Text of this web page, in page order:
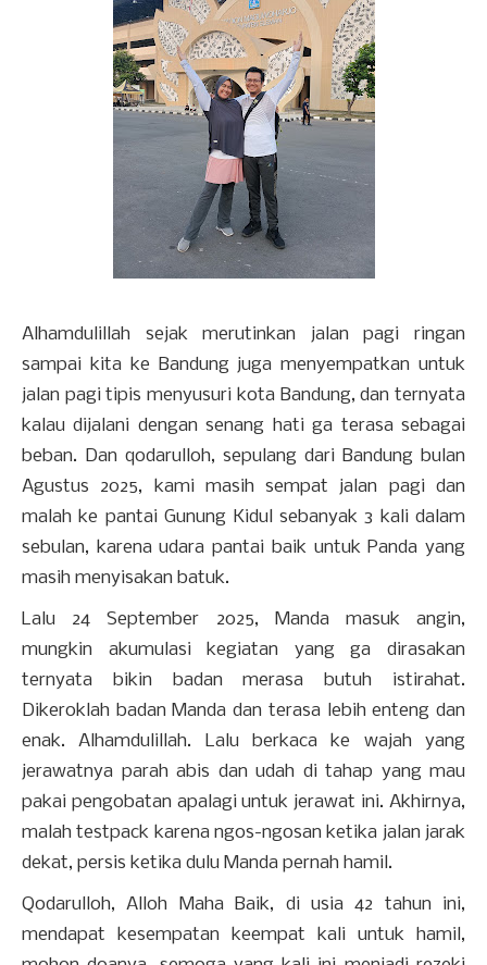
Alhamdulillah sejak merutinkan jalan pagi ringan
sampai kita ke Bandung juga menyempatkan untuk
jalan pagi tipis menyusuri kota Bandung, dan ternyata
kalau dijalani dengan senang hati ga terasa sebagai
beban. Dan qodarulloh, sepulang dari Bandung bulan
Agustus 2025, kami masih sempat jalan pagi dan
malah ke pantai Gunung Kidul sebanyak 3 kali dalam
sebulan, karena udara pantai baik untuk Panda yang
masih menyisakan batuk.
Lalu 24 September 2025, Manda masuk angin,
mungkin akumulasi kegiatan yang ga dirasakan
ternyata bikin badan merasa butuh istirahat.
Dikeroklah badan Manda dan terasa lebih enteng dan
enak. Alhamdulillah. Lalu berkaca ke wajah yang
jerawatnya parah abis dan udah di tahap yang mau
pakai pengobatan apalagi untuk jerawat ini. Akhirnya,
malah testpack karena ngos-ngosan ketika jalan jarak
dekat, persis ketika dulu Manda pernah hamil.
Qodarulloh, Alloh Maha Baik, di usia 42 tahun ini,
mendapat kesempatan keempat kali untuk hamil,